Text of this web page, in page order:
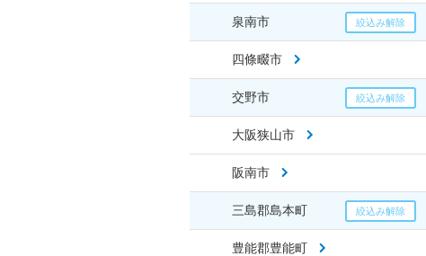
泉南市
四條畷市
交野市
大阪狭山市
阪南市
三島郡島本町
豊能郡豊能町